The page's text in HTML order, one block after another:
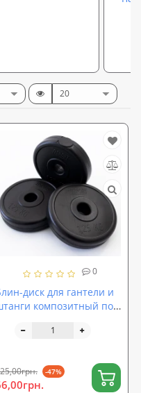
0
диск для гантели и
композитный под
1.25 кг (OF-0140)
-47%